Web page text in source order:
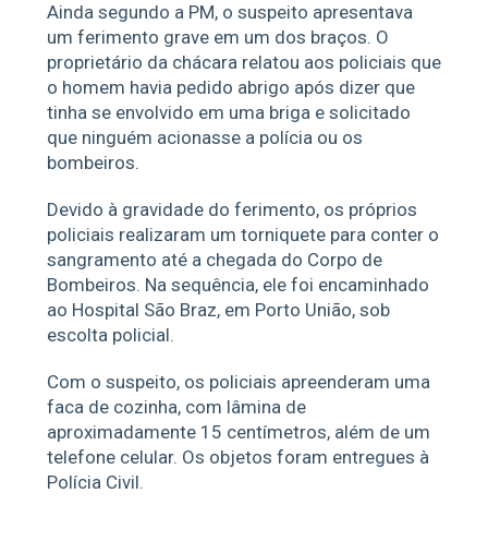
Ainda segundo a PM, o suspeito apresentava
um ferimento grave em um dos braços. O
proprietário da chácara relatou aos policiais que
o homem havia pedido abrigo após dizer que
tinha se envolvido em uma briga e solicitado
que ninguém acionasse a polícia ou os
bombeiros.
Devido à gravidade do ferimento, os próprios
policiais realizaram um torniquete para conter o
sangramento até a chegada do Corpo de
Bombeiros. Na sequência, ele foi encaminhado
ao Hospital São Braz, em Porto União, sob
escolta policial.
Com o suspeito, os policiais apreenderam uma
faca de cozinha, com lâmina de
aproximadamente 15 centímetros, além de um
telefone celular. Os objetos foram entregues à
Polícia Civil.